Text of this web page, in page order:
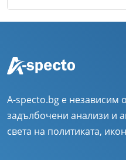
A-specto.bg е независим
задълбочени анализи и
света на политиката,